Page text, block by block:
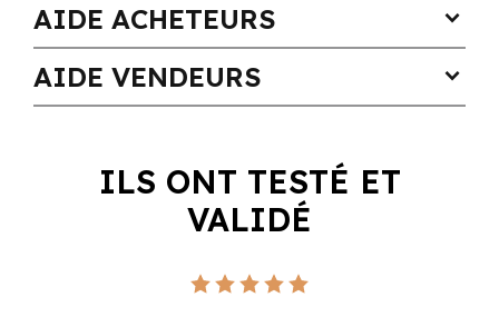
AIDE ACHETEURS expand_more
AIDE VENDEURS expand_more
ILS ONT TESTÉ ET
VALIDÉ